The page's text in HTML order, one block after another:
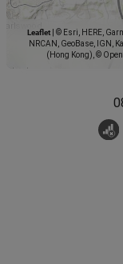
Leaflet
© Esri, HERE,
NRCAN, GeoBase, IGN,
(Hong Kong), ©